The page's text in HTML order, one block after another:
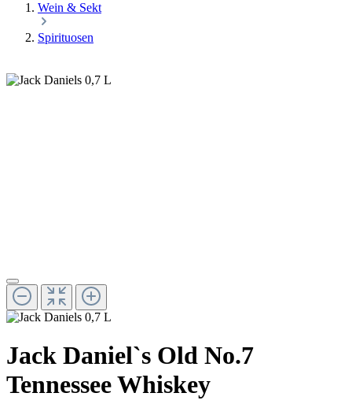
Wein & Sekt
Spirituosen
Jack Daniel`s Old No.7
Tennessee Whiskey